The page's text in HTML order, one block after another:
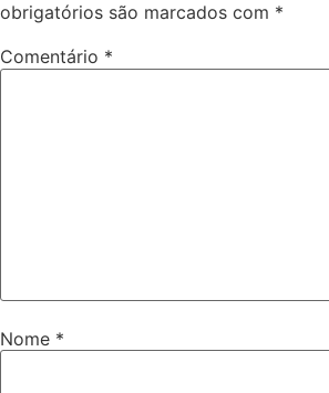
obrigatórios são marcados com *
Comentário *
Nome *